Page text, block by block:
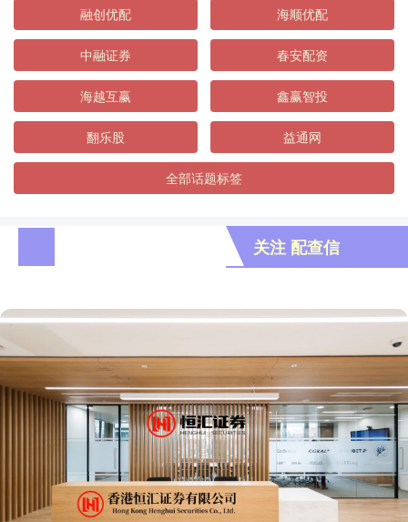
融创优配 海顺优配
中融证券 春安配资
海越互赢 鑫赢智投
翻乐股 益通网
全部话题标签
关注 配查信